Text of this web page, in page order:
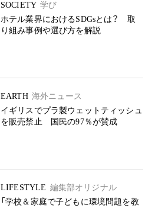
SOCIETY 学び
ホテル業界におけるSDGsとは？ 取
り組み事例や選び方を解説
EARTH 海外ニュース
イギリスでプラ製ウェットティッシュ
を販売禁止 国民の97％が賛成
LIFESTYLE 編集部オリジナル
「学校＆家庭で子どもに環境問題を教